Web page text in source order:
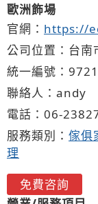
歐洲飾場
官網： https://
公司位置：台南
統一編號：
聯絡人：andy
電話： 06-2382
服務類別： 傢俱
理
免費咨詢